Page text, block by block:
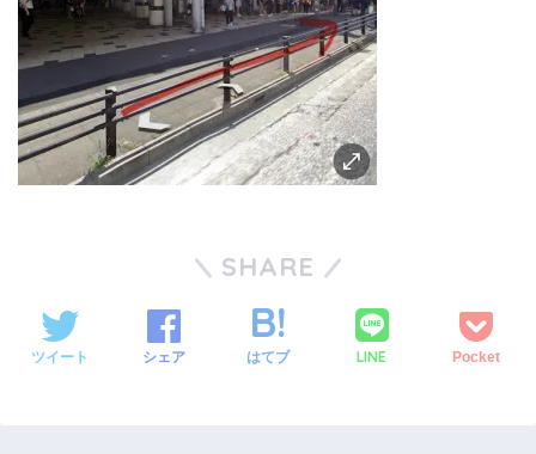
SHARE
ツイート シェア はてブ LINE Pocket